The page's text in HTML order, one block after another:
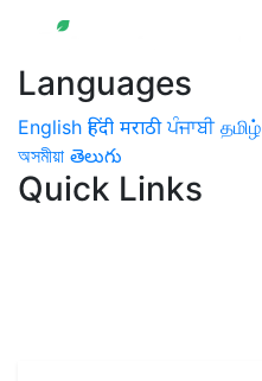
Languages
English हिंदी मराठी ਪੰਜਾਬੀ தமிழ்
অসমীয়া తెలుగు
Quick Links